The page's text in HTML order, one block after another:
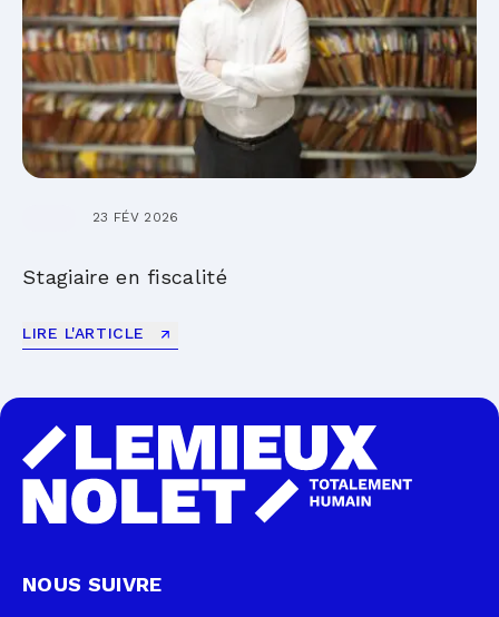
23 FÉV 2026
Stagiaire en fiscalité
LIRE L'ARTICLE
NOUS SUIVRE